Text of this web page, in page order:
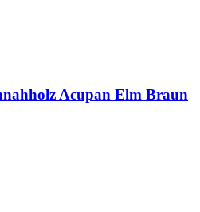
Acupan Elm Braun